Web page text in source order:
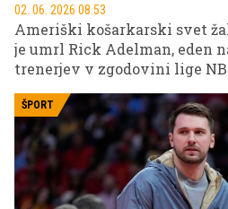
02. 06. 2026 08.53
Ameriški košarkarski svet
je umrl Rick Adelman, eden
trenerjev v zgodovini lige
ŠPORT